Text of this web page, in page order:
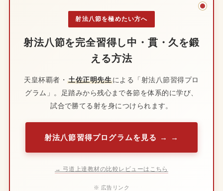
射法八節を極めたい方へ
射法八節を完全習得し中・貫・久を鍛
える方法
天皇杯覇者・土佐正明先生による「射法八節習得プロ
グラム」。足踏みから残心まで各節を体系的に学び、
試合で勝てる射を身につけられます。
射法八節習得プログラムを見る →
→ 弓道上達教材の比較レビューはこちら
※ 広告リンク